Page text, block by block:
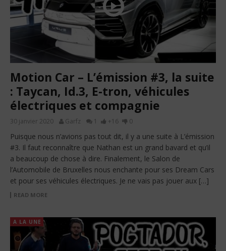
Motion Car – L’émission #3, la suite
: Taycan, Id.3, E-tron, véhicules
électriques et compagnie
30 janvier 2020 Garfz 1 +16 0
Puisque nous n’avions pas tout dit, il y a une suite à L’émission
#3. Il faut reconnaître que Nathan est un grand bavard et qu’il
a beaucoup de chose à dire. Finalement, le Salon de
l’Automobile de Bruxelles nous enchante pour ses Dream Cars
et pour ses véhicules électriques. Je ne vais pas jouer aux […]
READ MORE
A LA UNE